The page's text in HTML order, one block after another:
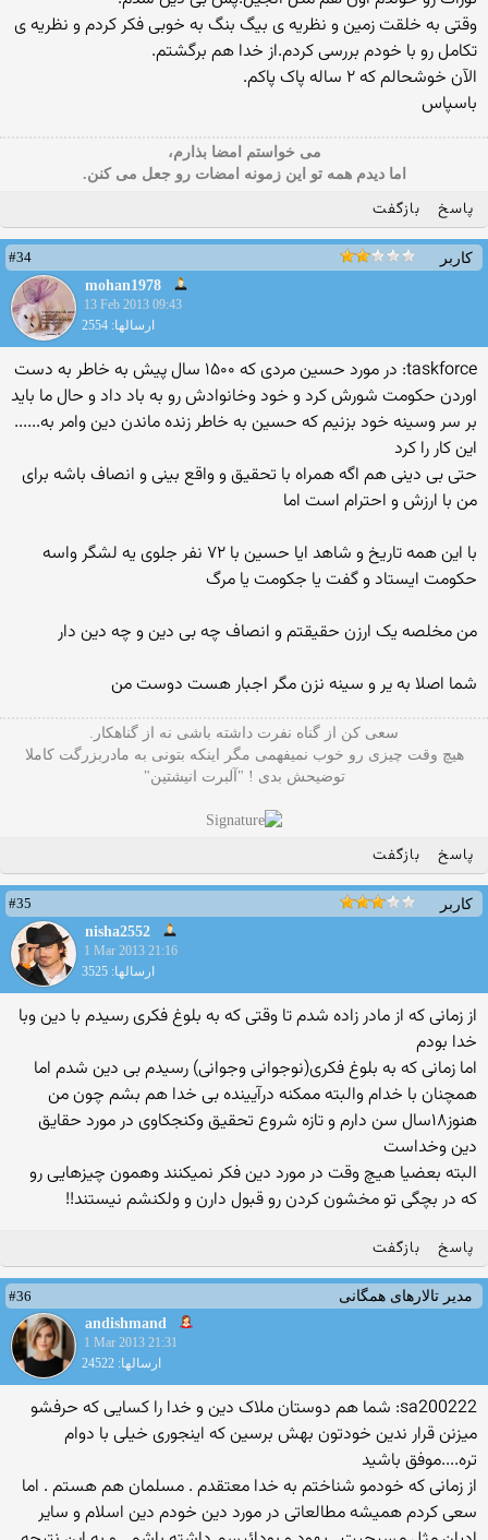
وقتی به خلقت زمین و نظریه ی بیگ بنگ به خوبی فکر کردم و نظریه ی
تکامل رو با خودم بررسی کردم.از خدا هم برگشتم.
الآن خوشحالم که ۲ ساله پاک پاکم.
باسپاس
می خواستم امضا بذارم،
اما دیدم همه تو این زمونه امضات رو جعل می کنن.
پاسخ بازگفت
کاربر
#34
mohan1978
13 Feb 2013 09:43
ارسالها: 2554
taskforce: در مورد حسین مردی که ۱۵۰۰ سال پیش به خاطر به دست
اوردن حکومت شورش کرد و خود وخانوادش رو به باد داد و حال ما باید
بر سر وسینه خود بزنیم که حسین به خاطر زنده ماندن دین وامر به......
این کار را کرد
حتی بی دینی هم اگه همراه با تحقیق و واقع بینی و انصاف باشه برای
من با ارزش و احترام است اما
با این همه تاریخ و شاهد ایا حسین با ۷۲ نفر جلوی یه لشگر واسه
حکومت ایستاد و گفت یا جکومت یا مرگ
من مخلصه یک ارزن حقیقتم و انصاف چه بی دین و چه دین دار
شما اصلا به یر و سینه نزن مگر اجبار هست دوست من
سعی کن از گناه نفرت داشته باشی نه از گناهکار.
هیچ وقت چیزی رو خوب نمیفهمی مگر اینکه بتونی به مادربزرگت کاملا
توضیحش بدی ! "آلبرت انیشتین"
پاسخ بازگفت
کاربر
#35
nisha2552
1 Mar 2013 21:16
ارسالها: 3525
از زمانی که از مادر زاده شدم تا وقتی که به بلوغ فکری رسیدم با دین وبا
خدا بودم
اما زمانی که به بلوغ فکری(نوجوانی وجوانی) رسیدم بی دین شدم اما
همچنان با خدام والبته ممکنه درآیینده بی خدا هم بشم چون من
هنوز۱۸سال سن دارم و تازه شروع تحقیق وکنجکاوی در مورد حقایق
دین وخداست
البته بعضیا هیچ وقت در مورد دین فکر نمیکنند وهمون چیزهایی رو
که در بچگی تو مخشون کردن رو قبول دارن و ولکنشم نیستند!!
پاسخ بازگفت
مدیر تالارهای همگانی
#36
andishmand
1 Mar 2013 21:31
ارسالها: 24522
sa200222: شما هم دوستان ملاک دین و خدا را کسایی که حرفشو
میزنن قرار ندین خودتون بهش برسین که اینجوری خیلی با دوام
تره....موفق باشید
از زمانی که خودمو شناختم به خدا معتقدم . مسلمان هم هستم . اما
سعی کردم همیشه مطالعاتی در مورد دین خودم دین اسلام و سایر